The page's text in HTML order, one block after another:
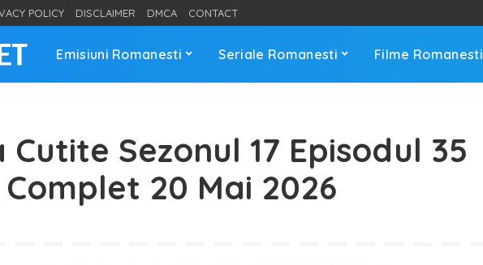
POLICY DISCLAIMER DMCA CONTACT
Emisiuni Romanesti Seriale Romanesti Filme Romanesti
Cutite Sezonul 17 Episodul 35
Complet 20 Mai 2026